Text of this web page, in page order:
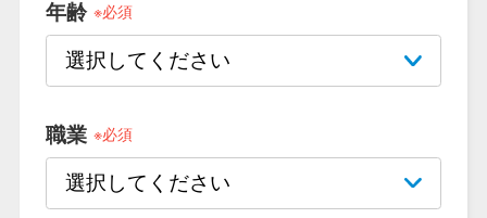
カードローンQ&A
年齢 ※必須
職業 ※必須